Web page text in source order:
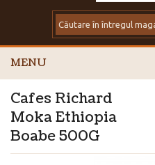
MENU
Cafes Richard
Moka Ethiopia
Boabe 500G